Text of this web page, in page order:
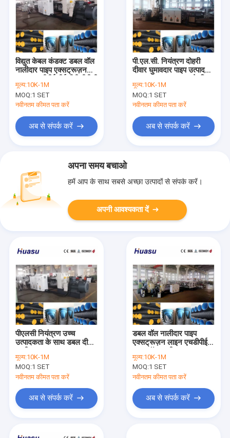
विद्युत केबल कंडक्ट डबल वॉल
नालीदार पाइप एक्सट्रूज़न
एमपीपी सामग्री का समर्थन
प्रसंस्करण
मूल्य:10K-1M
MOQ:1 SET
नवीनतम कीमत पता करें
अब से संपर्क करें
पी.एल.सी. नियंत्रण दोहरी
दीवार घुमावदार पाइप उत्पादन
एल्यूमीनियम मिश्र धातु मोल्ड
सामग्री शामिल
मूल्य:10K-1M
MOQ:1 SET
नवीनतम कीमत पता करें
अब से संपर्क करें
अपना समय बचाओ
हमें आप के साथ सबसे अच्छा उत्पादों से संपर्क करें।
अपनी आवश्यकता दें
पीएलसी नियंत्रण उच्च
उत्पादकता के साथ डबल दीवार
लाइन भूमिगत सीवेज पाइप
विनिर्माण प्रक्रिया के लिए
उपयुक्त
मूल्य:10K-1M
MOQ:1 SET
नवीनतम कीमत पता करें
अब से संपर्क करें
डबल वॉल नालीदार पाइप
एक्सट्रूज़न लाइन एचडीपीई
एक्सट्रूज़न लाइन व्यास 32-
1600 मिमी पाइप उत्पादन
लाइन
मूल्य:10K-1M
MOQ:1 SET
नवीनतम कीमत पता करें
अब से संपर्क करें